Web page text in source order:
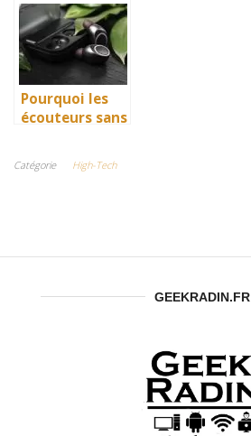
ERP & CRM ?
Pourquoi les
écouteurs sans
plus fiables ?
Catégorie High-Tech
GEEKRADIN.FR